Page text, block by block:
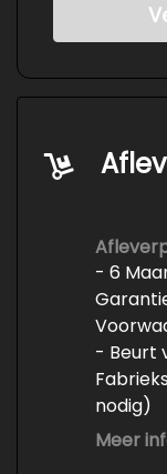
- 6
- Beurt
nodig)
-
-
Meer